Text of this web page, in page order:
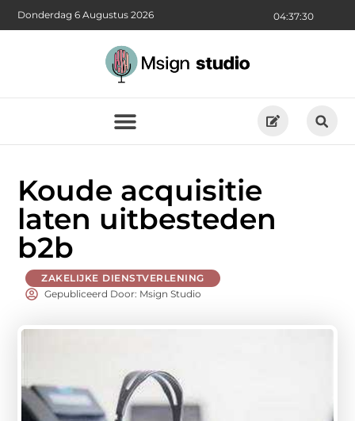
04:37:32
Donderdag 6 Augustus 2026
Koude acquisitie
laten uitbesteden
b2b
ZAKELIJKE DIENSTVERLENING
Gepubliceerd Door: Msign Studio